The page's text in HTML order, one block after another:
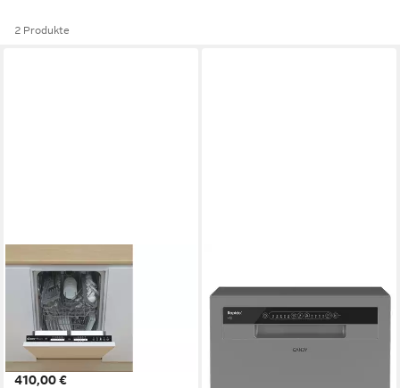
2 Produkte
CANDY
vollintegrierbarer
Geschirrspüler Aquastop
CDIH 2L1047, 10 l, 10
Maßgedecke, 5 Programme
Produktdatenblatt
410,00 €